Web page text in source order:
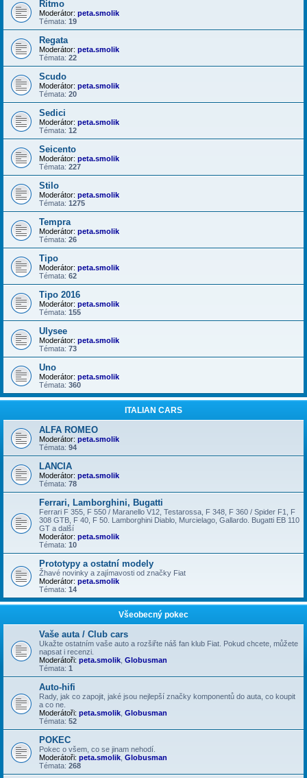
Ritmo
Moderátor: peta.smolik
Témata: 19
Regata
Moderátor: peta.smolik
Témata: 22
Scudo
Moderátor: peta.smolik
Témata: 20
Sedici
Moderátor: peta.smolik
Témata: 12
Seicento
Moderátor: peta.smolik
Témata: 227
Stilo
Moderátor: peta.smolik
Témata: 1275
Tempra
Moderátor: peta.smolik
Témata: 26
Tipo
Moderátor: peta.smolik
Témata: 62
Tipo 2016
Moderátor: peta.smolik
Témata: 155
Ulysee
Moderátor: peta.smolik
Témata: 73
Uno
Moderátor: peta.smolik
Témata: 360
ITALIAN CARS
ALFA ROMEO
Moderátor: peta.smolik
Témata: 94
LANCIA
Moderátor: peta.smolik
Témata: 78
Ferrari, Lamborghini, Bugatti
Ferrari F 355, F 550 / Maranello V12, Testarossa, F 348, F 360 / Spider F1, F
308 GTB, F 40, F 50. Lamborghini Diablo, Murcielago, Gallardo. Bugatti EB 110
GT a další
Moderátor: peta.smolik
Témata: 10
Prototypy a ostatní modely
Žhavé novinky a zajímavosti od značky Fiat
Moderátor: peta.smolik
Témata: 14
Všeobecný pokec
Vaše auta / Club cars
Ukažte ostatním vaše auto a rozšiřte náš fan klub Fiat. Pokud chcete, můžete
napsat i recenzi.
Moderátoři: peta.smolik Globusman
Témata: 1
Auto-hifi
Rady, jak co zapojit, jaké jsou nejlepší značky komponentů do auta, co koupit
a co ne.
Moderátoři: peta.smolik Globusman
Témata: 52
POKEC
Pokec o všem, co se jinam nehodí.
Moderátoři: peta.smolik Globusman
Témata: 268